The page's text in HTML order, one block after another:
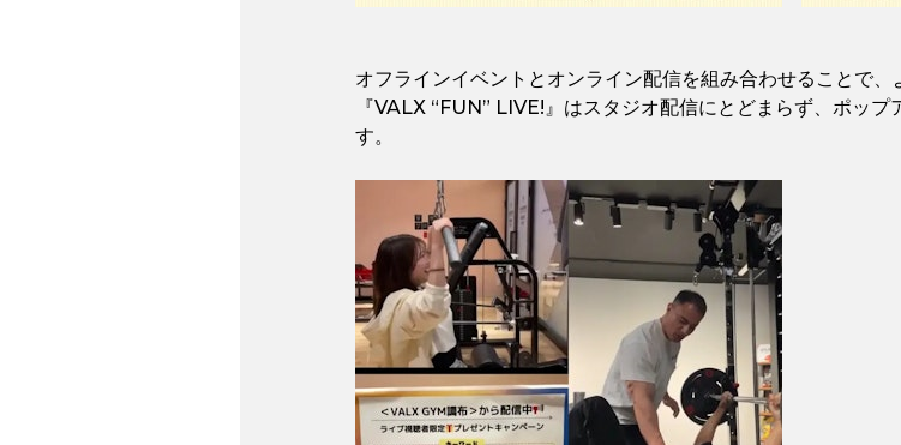
オフラインイベントとオンライン配信を組み合わせることで
『VALX “FUN” LIVE!』はスタジオ配信にとどまらず、ポッ
す。